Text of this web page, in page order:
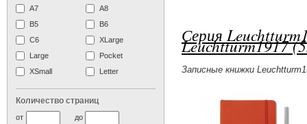
Серия
Leuchtturm1917
Записные книжки
А7
A8
B5
B6
C6
XLarge
Large
Pocket
XSmall
Letter
Количество страниц
до
от